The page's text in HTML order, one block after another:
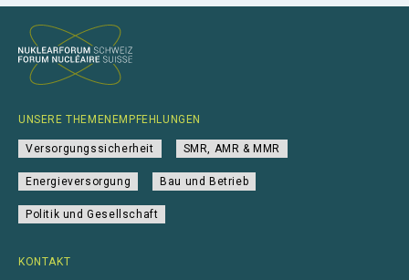
KONTAKT
UNSERE THEMENEMPFEHLUNGEN
Versorgungssicherheit SMR, AMR & MMR
Energieversorgung Bau und Betrieb
Politik und Gesellschaft